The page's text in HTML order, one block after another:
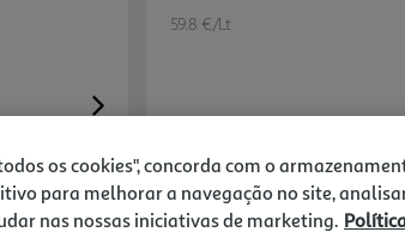
Next
ingredientes que formam
e avalia a qualidade dos
tua aparência NIVEA MEN
rosto + corpo + cabelo.
59.8 €/Lt
2,99 €
Notas de preparação
os cookies", concorda com o
para melhorar a navegação no site,
nas nossas iniciativas de marketing.